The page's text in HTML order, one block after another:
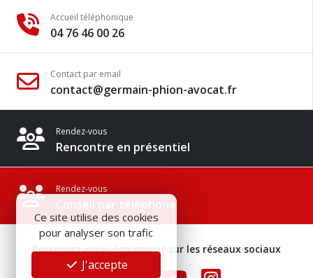
Accueil téléphonique
04 76 46 00 26
Contact par email
contact@germain-phion-avocat.fr
Rendez-vous
Rencontre en présentiel
Rendez-vous
Conseil par téléphone
Retrouvez-nous également sur les réseaux sociaux
Ce site utilise des cookies
pour analyser son trafic
J'accepte